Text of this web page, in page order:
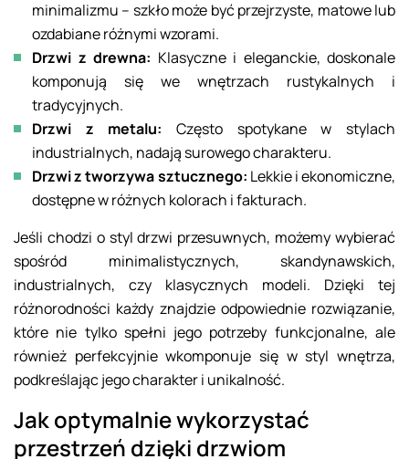
minimalizmu – szkło może być przejrzyste, matowe lub
ozdabiane różnymi wzorami.
Drzwi z drewna: Klasyczne i eleganckie, doskonale
komponują się we wnętrzach rustykalnych i
tradycyjnych.
Drzwi z metalu: Często spotykane w stylach
industrialnych, nadają surowego charakteru.
Drzwi z tworzywa sztucznego: Lekkie i ekonomiczne,
dostępne w różnych kolorach i fakturach.
Jeśli chodzi o styl drzwi przesuwnych, możemy wybierać
spośród minimalistycznych, skandynawskich,
industrialnych, czy klasycznych modeli. Dzięki tej
różnorodności każdy znajdzie odpowiednie rozwiązanie,
które nie tylko spełni jego potrzeby funkcjonalne, ale
również perfekcyjnie wkomponuje się w styl wnętrza,
podkreślając jego charakter i unikalność.
Jak optymalnie wykorzystać
przestrzeń dzięki drzwiom